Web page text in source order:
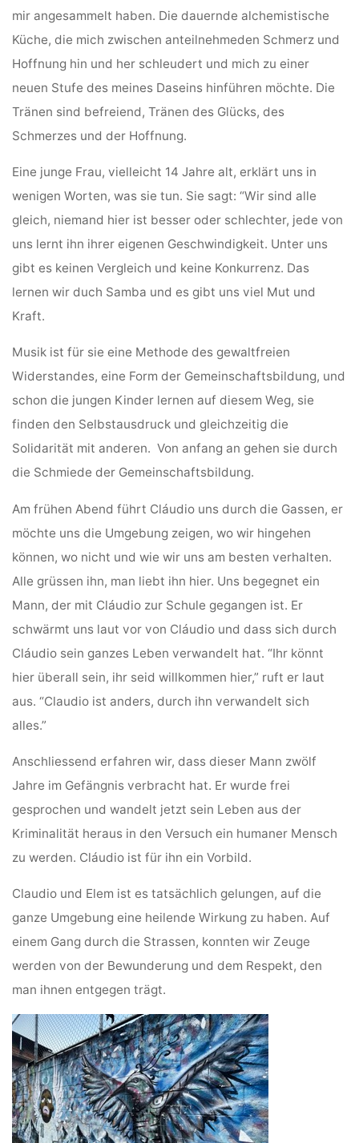
mir angesammelt haben. Die dauernde alchemistische
Küche, die mich zwischen anteilnehmeden Schmerz und
Hoffnung hin und her schleudert und mich zu einer
neuen Stufe des meines Daseins hinführen möchte. Die
Tränen sind befreiend, Tränen des Glücks, des
Schmerzes und der Hoffnung.
Eine junge Frau, vielleicht 14 Jahre alt, erklärt uns in
wenigen Worten, was sie tun. Sie sagt: “Wir sind alle
gleich, niemand hier ist besser oder schlechter, jede von
uns lernt ihn ihrer eigenen Geschwindigkeit. Unter uns
gibt es keinen Vergleich und keine Konkurrenz. Das
lernen wir duch Samba und es gibt uns viel Mut und
Kraft.
Musik ist für sie eine Methode des gewaltfreien
Widerstandes, eine Form der Gemeinschaftsbildung, und
schon die jungen Kinder lernen auf diesem Weg, sie
finden den Selbstausdruck und gleichzeitig die
Solidarität mit anderen. Von anfang an gehen sie durch
die Schmiede der Gemeinschaftsbildung.
Am frühen Abend führt Cláudio uns durch die Gassen, er
möchte uns die Umgebung zeigen, wo wir hingehen
können, wo nicht und wie wir uns am besten verhalten.
Alle grüssen ihn, man liebt ihn hier. Uns begegnet ein
Mann, der mit Cláudio zur Schule gegangen ist. Er
schwärmt uns laut vor von Cláudio und dass sich durch
Cláudio sein ganzes Leben verwandelt hat. “Ihr könnt
hier überall sein, ihr seid willkommen hier,” ruft er laut
aus. “Claudio ist anders, durch ihn verwandelt sich
alles.”
Anschliessend erfahren wir, dass dieser Mann zwölf
Jahre im Gefängnis verbracht hat. Er wurde frei
gesprochen und wandelt jetzt sein Leben aus der
Kriminalität heraus in den Versuch ein humaner Mensch
zu werden. Cláudio ist für ihn ein Vorbild.
Claudio und Elem ist es tatsächlich gelungen, auf die
ganze Umgebung eine heilende Wirkung zu haben. Auf
einem Gang durch die Strassen, konnten wir Zeuge
werden von der Bewunderung und dem Respekt, den
man ihnen entgegen trägt.